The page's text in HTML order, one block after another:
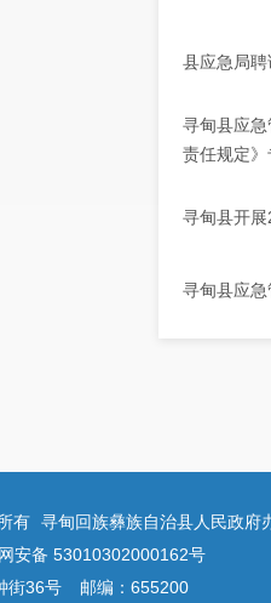
县应急局
寻甸县应
责任规定
寻甸县开
寻甸县应
有 寻甸回族彝族自治县人民政府
安备 53010302000162号
街36号
邮编：655200